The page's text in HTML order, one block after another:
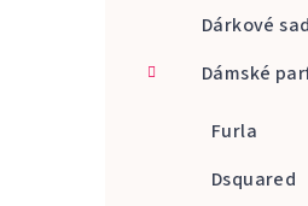
Dárkové
Dámské
Furla
Dsquared